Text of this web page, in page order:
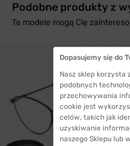
Podobne produkty z
Te modele mogą Cię
Dopasujemy się do
Nasz sklep
podobnych
przechowywania
cookie jest
celów, takich jak
uzyskiwanie
naszego Sklepu lub